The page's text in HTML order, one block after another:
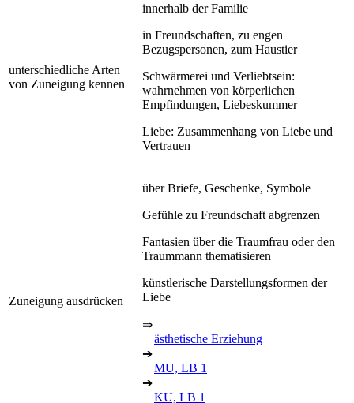
unterschiedliche Arten
von Zuneigung kennen
innerhalb der Familie
in Freundschaften, zu engen
Bezugspersonen, zum Haustier
Schwärmerei und Verliebtsein:
wahrnehmen von körperlichen
Empfindungen, Liebeskummer
Liebe: Zusammenhang von Liebe und
Vertrauen
Zuneigung ausdrücken
über Briefe, Geschenke, Symbole
Gefühle zu Freundschaft abgrenzen
Fantasien über die Traumfrau oder den
Traummann thematisieren
künstlerische Darstellungsformen der
Liebe
⇒
ästhetische Erziehung
➔
MU, LB 1
➔
KU, LB 1